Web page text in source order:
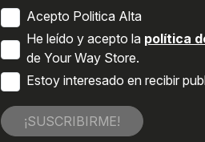
Acepto Politica Alta
He leído y acepto la política
de Your Way Store.
Estoy interesado en recibir
¡SUSCRIBIRME!